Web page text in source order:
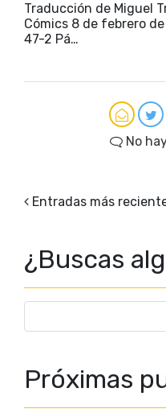
Traducción de Miguel
Cómics 8 de febrero
47-2 Pá…
No
Entradas más
¿Buscas
Próximas